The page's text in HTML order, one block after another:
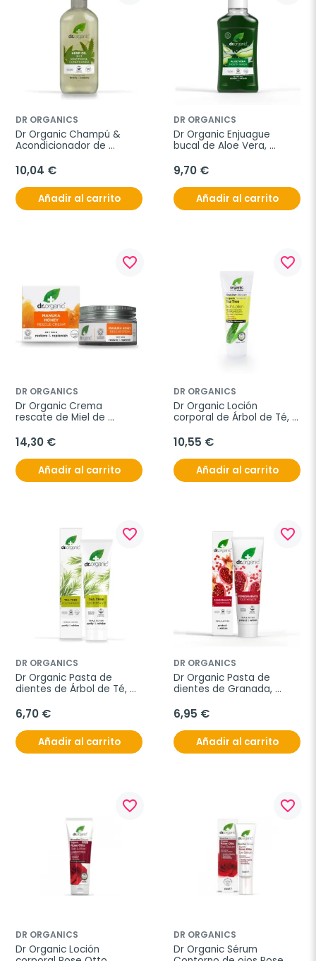
DR ORGANICS
Dr Organic Champú &
Acondicionador de
10,04 €
Añadir al carrito
DR ORGANICS
Dr Organic Enjuague
bucal de Aloe Vera,
9,70 €
Añadir al carrito
favorite_border
DR ORGANICS
Dr Organic Crema
rescate de Miel de
14,30 €
Añadir al carrito
favorite_border
DR ORGANICS
Dr Organic Loción
corporal de Árbol de Té,
10,55 €
Añadir al carrito
favorite_border
DR ORGANICS
Dr Organic Pasta de
dientes de Árbol de Té,
6,70 €
Añadir al carrito
favorite_border
DR ORGANICS
Dr Organic Pasta de
dientes de Granada,
6,95 €
Añadir al carrito
favorite_border
DR ORGANICS
Dr Organic Loción
favorite_border
DR ORGANICS
Dr Organic Sérum